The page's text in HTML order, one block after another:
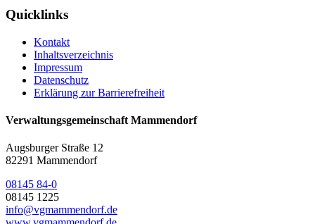
Quicklinks
Kontakt
Inhaltsverzeichnis
Impressum
Datenschutz
Erklärung zur Barrierefreiheit
Verwaltungsgemeinschaft Mammendorf
Augsburger Straße 12
82291 Mammendorf
08145 84-0
08145 1225
info@vgmammendorf.de